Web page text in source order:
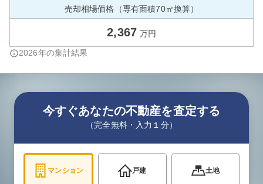
売却相場価格（専有面積70㎡換算）
2,367 万円
2026年の集計結果
今すぐあなたの不動産を査定する
（完全無料・入力１分）
マンション 戸建 土地